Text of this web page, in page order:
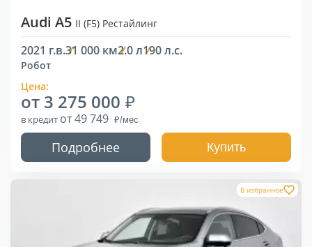
Audi A5 II (F5) Рестайлинг
2021 г.в.31 000 км2.0 л190 л.с.
Робот
Цена:
от 3 275 000
в кредит от 49 749
Подробнее Купить
В избранное